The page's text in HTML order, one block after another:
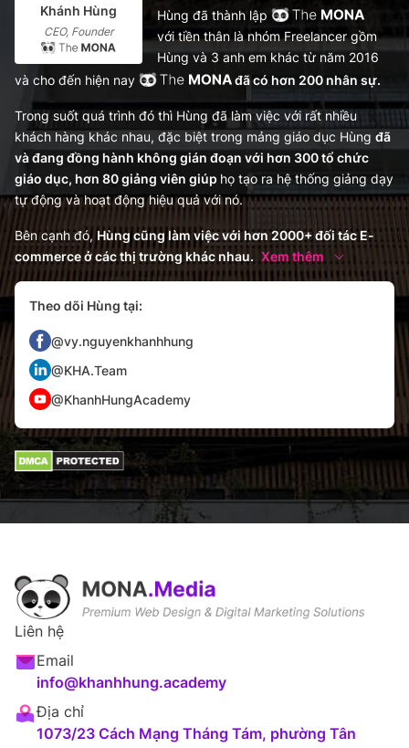
Khánh Hùng
CEO, Founder
Hùng đã thành lập
với tiền thân là nhóm Freelancer gồm
Hùng và 3 anh em khác từ năm 2016
và cho đến hiện nay
đã có hơn 200 nhân sự.
Trong suốt quá trình đó thì Hùng đã làm việc với rất nhiều
khách hàng khác nhau, đặc biệt trong mảng giáo dục Hùng đã
và đang đồng hành không gián đoạn với hơn 300 tổ chức
giáo dục, hơn 80 giảng viên giúp họ tạo ra hệ thống giảng dạy
tự động và hoạt động hiệu quả với nó.
Bên cạnh đó, Hùng cũng làm việc với hơn 2000+ đối tác E-
commerce ở các thị trường khác nhau. Xem thêm
Theo dõi Hùng tại:
@vy.nguyenkhanhhung
@KHA.Team
@KhanhHungAcademy
Liên hệ
Email
info@khanhhung.academy
Địa chỉ
1073/23 Cách Mạng Tháng Tám, phường Tân